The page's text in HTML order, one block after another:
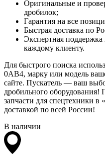
Оригинальные и
дробилок;
Гарантия на все
Быстрая доставка по
Экспертная
каждому клиенту.
Для быстрого поиска
0AB4, марку или модель
сайте. Пускатель — ваш
дробильного оборудования!
запчасти для спецтехники в
доставкой по всей России!
В наличии